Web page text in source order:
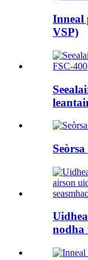
Inneal
VSP)
nodha